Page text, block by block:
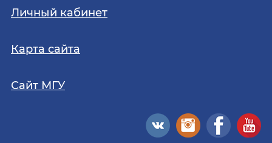
Личный кабинет
Карта сайта
Сайт МГУ